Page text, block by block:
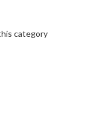
category